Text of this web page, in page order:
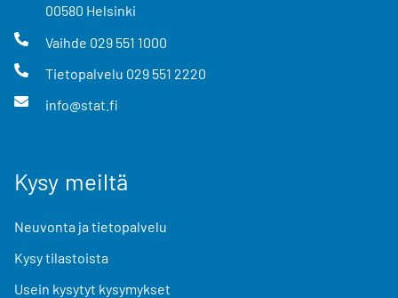
00580 Helsinki
Vaihde 029 551 1000
Tietopalvelu 029 551 2220
info@stat.fi
Kysy meiltä
Neuvonta ja tietopalvelu
Kysy tilastoista
Usein kysytyt kysymykset